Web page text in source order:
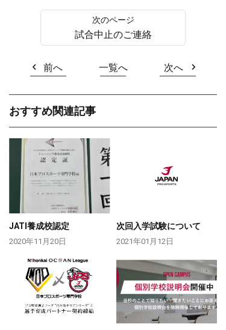
試合中止のご連絡
前へ 一覧へ 次へ
おすすめ関連記事
JATI養成校認定
2020年11月20日
次回入学試験について
2021年01月12日